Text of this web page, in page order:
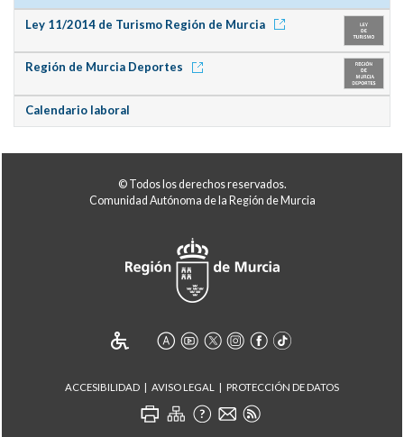
Ley 11/2014 de Turismo Región de Murcia
Región de Murcia Deportes
Calendario laboral
© Todos los derechos reservados.
Comunidad Autónoma de la Región de Murcia
ACCESIBILIDAD AVISO LEGAL PROTECCIÓN DE DATOS